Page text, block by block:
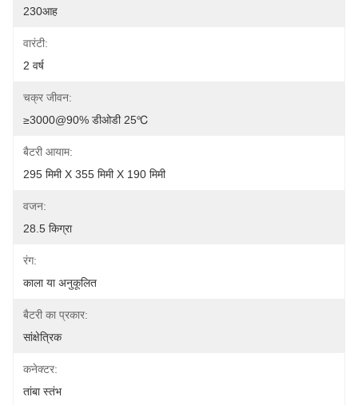
230आह
वारंटी:
2 वर्ष
चक्र जीवन:
≥3000@90% डीओडी 25℃
बैटरी आयाम:
295 मिमी X 355 मिमी X 190 मिमी
वजन:
28.5 किग्रा
रंग:
काला या अनुकूलित
बैटरी का प्रकार:
सांक्षेत्रिक
कनेक्टर:
तांबा स्तंभ